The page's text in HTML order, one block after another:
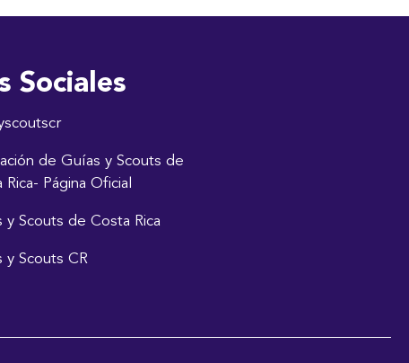
Sociales
de Guías y Scouts de
Rica- Página Oficial
y Scouts de Costa Rica
y Scouts CR